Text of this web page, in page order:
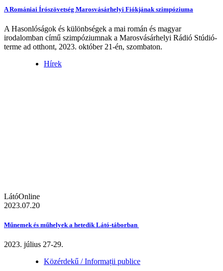
A Romániai Írószövetség Marosvásárhelyi Fiókjának szimpóziuma
A Hasonlóságok és különbségek a mai román és magyar
irodalomban című szimpóziumnak a Marosvásárhelyi Rádió Stúdió-
terme ad otthont, 2023. október 21-én, szombaton.
Hírek
LátóOnline
2023.07.20
Műnemek és műhelyek a hetedik Látó-táborban
2023. július 27-29.
Közérdekű / Informații publice